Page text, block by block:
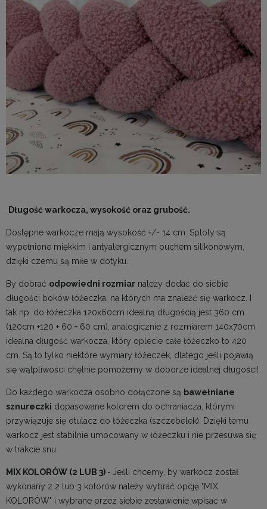
Długość warkocza, wysokość oraz grubość.
Dostępne warkocze mają wysokość +/- 14 cm. Sploty są
wypełnione miękkim i antyalergicznym puchem silikonowym,
dzięki czemu są miłe w dotyku.
By dobrać odpowiedni rozmiar należy dodać do siebie
długości boków łóżeczka, na których ma znaleźć się warkocz. I
tak np. do łóżeczka 120x60cm idealną długością jest 360 cm
(120cm +120 + 60 + 60 cm), analogicznie z rozmiarem 140x70cm
idealna długość warkocza, który oplecie całe łóżeczko to 420
cm. Są to tylko niektóre wymiary łóżeczek, dlatego jeśli pojawią
się wątpliwości chętnie pomożemy w doborze idealnej długości!
Do każdego warkocza osobno dołączone są bawełniane
sznureczki dopasowane kolorem do ochraniacza, którymi
przywiązuje się otulacz do łóżeczka (szczebelek). Dzięki temu
warkocz jest stabilnie umocowany w łóżeczku i nie przesuwa się
w trakcie snu.
MIX KOLORÓW (2 LUB 3) - Jeśli chcemy, by warkocz został
wykonany z 2 lub 3 kolorów należy wybrać opcję "MIX
KOLORÓW" i wybrane przez siebie zestawienie wpisać w